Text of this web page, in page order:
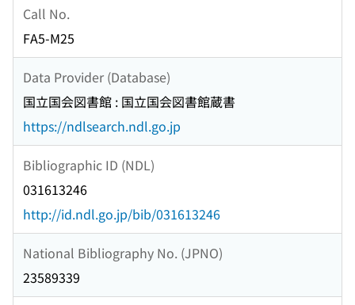
Call No.
FA5-M25
Data Provider (Database)
国立国会図書館 : 国立国会図書館蔵書
https://ndlsearch.ndl.go.jp
Bibliographic ID (NDL)
031613246
http://id.ndl.go.jp/bib/031613246
National Bibliography No. (JPNO)
23589339